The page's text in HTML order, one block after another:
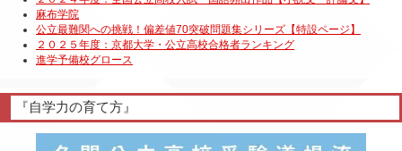
『自学力の育て方』